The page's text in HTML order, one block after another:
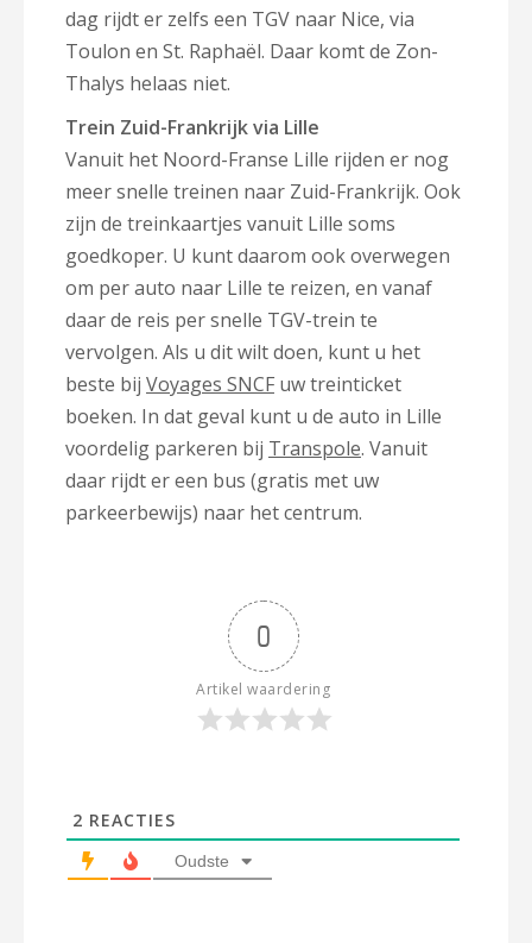
dag rijdt er zelfs een TGV naar Nice, via
Toulon en St. Raphaël. Daar komt de Zon-
Thalys helaas niet.
Trein Zuid-Frankrijk via Lille
Vanuit het Noord-Franse Lille rijden er nog
meer snelle treinen naar Zuid-Frankrijk. Ook
zijn de treinkaartjes vanuit Lille soms
goedkoper. U kunt daarom ook overwegen
om per auto naar Lille te reizen, en vanaf
daar de reis per snelle TGV-trein te
vervolgen. Als u dit wilt doen, kunt u het
beste bij Voyages SNCF uw treinticket
boeken. In dat geval kunt u de auto in Lille
voordelig parkeren bij Transpole. Vanuit
daar rijdt er een bus (gratis met uw
parkeerbewijs) naar het centrum.
0
Artikel waardering
2 REACTIES
Oudste